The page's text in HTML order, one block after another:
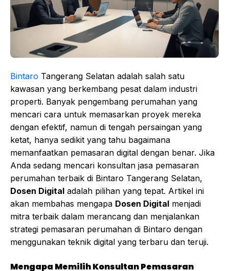
Bintaro Tangerang Selatan adalah salah satu
kawasan yang berkembang pesat dalam industri
properti. Banyak pengembang perumahan yang
mencari cara untuk memasarkan proyek mereka
dengan efektif, namun di tengah persaingan yang
ketat, hanya sedikit yang tahu bagaimana
memanfaatkan pemasaran digital dengan benar. Jika
Anda sedang mencari konsultan jasa pemasaran
perumahan terbaik di Bintaro Tangerang Selatan,
Dosen Digital adalah pilihan yang tepat. Artikel ini
akan membahas mengapa Dosen Digital menjadi
mitra terbaik dalam merancang dan menjalankan
strategi pemasaran perumahan di Bintaro dengan
menggunakan teknik digital yang terbaru dan teruji.
Mengapa Memilih Konsultan Pemasaran